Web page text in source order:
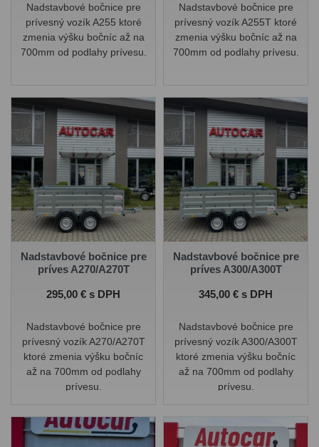
Nadstavbové bočnice pre
prívesný vozík A255 ktoré
zmenia výšku bočníc až na
700mm od podlahy prívesu.
Nadstavbové bočnice pre
prívesný vozík A255T ktoré
zmenia výšku bočníc až na
700mm od podlahy prívesu.
Nadstavbové bočnice pre
príves A270/A270T
Cena
295,00 € s DPH
Nadstavbové bočnice pre
prívesný vozík A270/A270T
ktoré zmenia výšku bočníc
až na 700mm od podlahy
prívesu.
Nadstavbové bočnice pre
príves A300/A300T
Cena
345,00 € s DPH
Nadstavbové bočnice pre
prívesný vozík A300/A300T
ktoré zmenia výšku bočníc
až na 700mm od podlahy
prívesu.